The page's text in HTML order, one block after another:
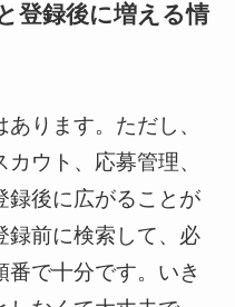
登録後に増える情
ります。ただし、
ウト、応募管理、
録後に広がることが
録前に検索して、必
で十分です。いき